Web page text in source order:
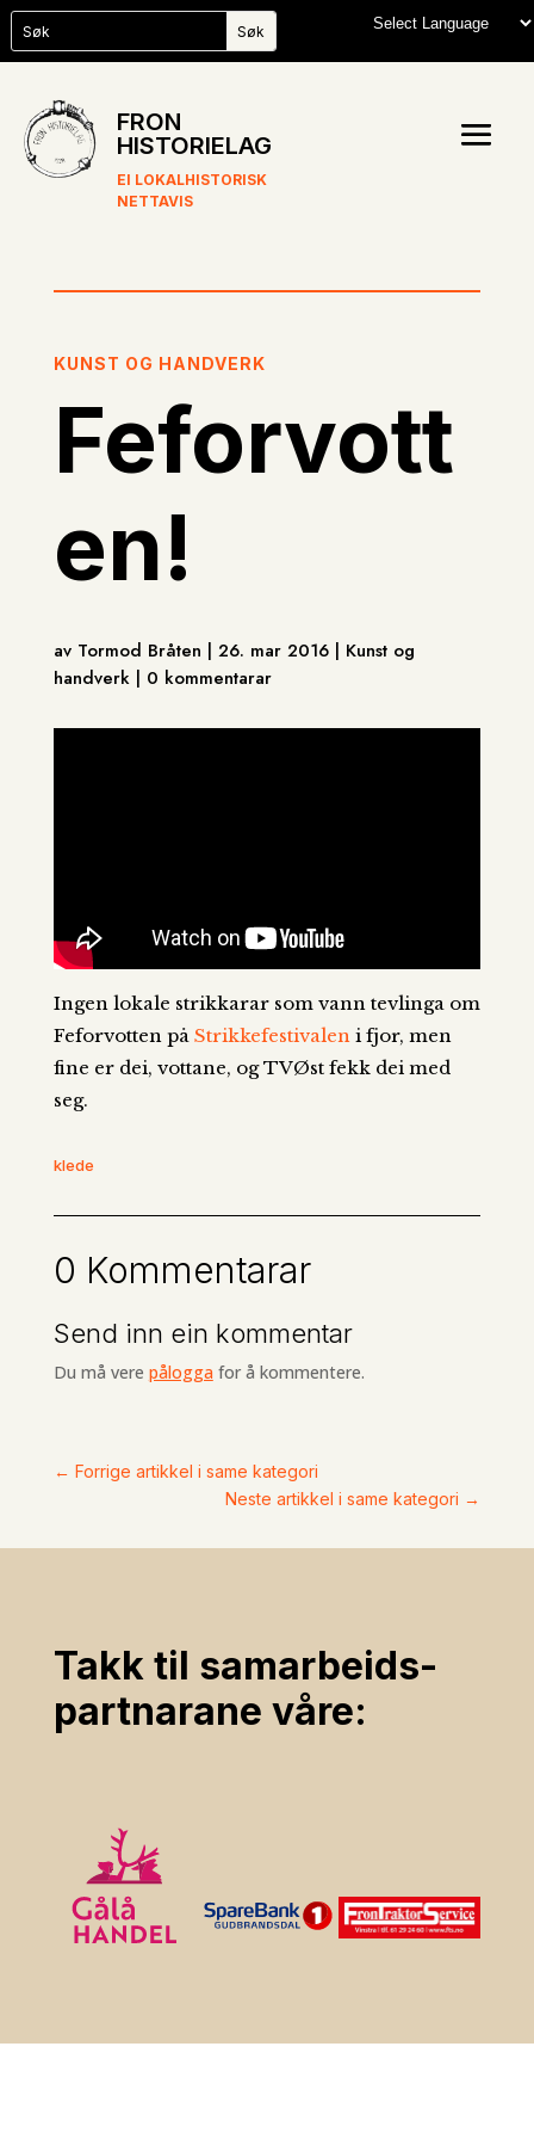
FRON
HISTORIELAG
EI LOKALHISTORISK
NETTAVIS
KUNST OG HANDVERK
Feforvott
en!
av Tormod Bråten | 26. mar 2016 | Kunst og
handverk | 0 kommentarar
Ingen lokale strikkarar som vann tevlinga om
Feforvotten på Strikkefestivaleni fjor, men
fine er dei, vottane, og TVØst fekk dei med
seg.
klede
0 Kommentarar
Send inn ein kommentar
Du må vere påloggafor å kommentere.
← Forrige artikkel i same kategori
Neste artikkel i same kategori →
Takk til samarbeids­
partnarane våre: